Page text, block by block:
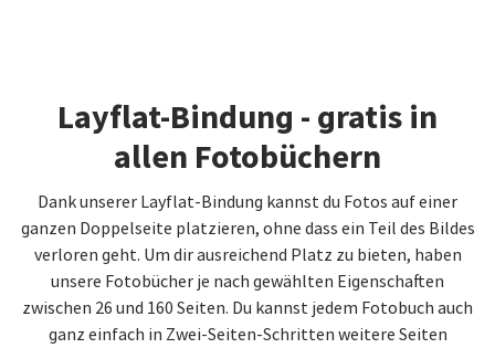
Layflat-Bindung - gratis in
allen Fotobüchern
Dank unserer Layflat-Bindung kannst du Fotos auf einer
ganzen Doppelseite platzieren, ohne dass ein Teil des Bildes
verloren geht. Um dir ausreichend Platz zu bieten, haben
unsere Fotobücher je nach gewählten Eigenschaften
zwischen 26 und 160 Seiten. Du kannst jedem Fotobuch auch
ganz einfach in Zwei-Seiten-Schritten weitere Seiten